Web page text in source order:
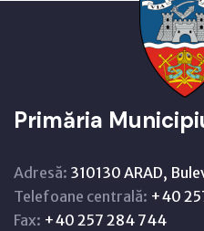
Primăria
Adresă: 310130 ARAD,
Telefoane centrală: +40
Fax: +40 257 284 744